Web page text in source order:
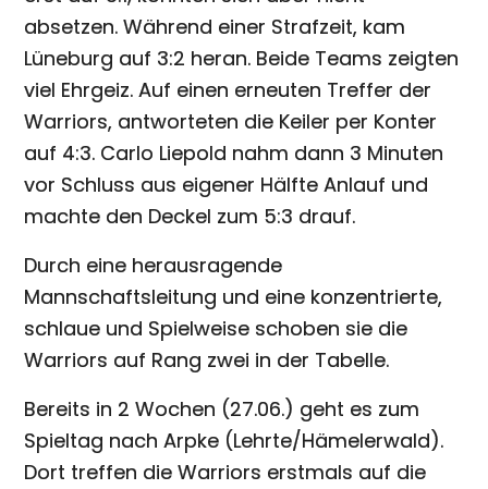
absetzen. Während einer Strafzeit, kam
Lüneburg auf 3:2 heran. Beide Teams zeigten
viel Ehrgeiz. Auf einen erneuten Treffer der
Warriors, antworteten die Keiler per Konter
auf 4:3. Carlo Liepold nahm dann 3 Minuten
vor Schluss aus eigener Hälfte Anlauf und
machte den Deckel zum 5:3 drauf.
Durch eine herausragende
Mannschaftsleitung und eine konzentrierte,
schlaue und Spielweise schoben sie die
Warriors auf Rang zwei in der Tabelle.
Bereits in 2 Wochen (27.06.) geht es zum
Spieltag nach Arpke (Lehrte/Hämelerwald).
Dort treffen die Warriors erstmals auf die